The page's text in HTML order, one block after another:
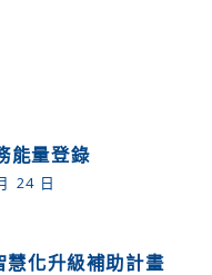
能量登錄
24 日
化升級補助計畫